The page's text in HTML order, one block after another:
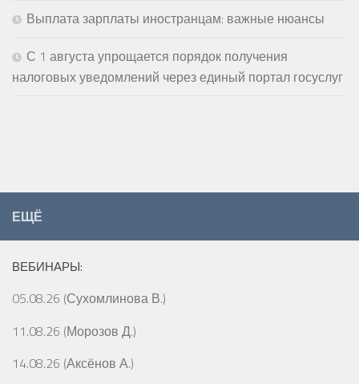
Выплата зарплаты иностранцам: важные нюансы
С 1 августа упрощается порядок получения
налоговых уведомлений через единый портал госуслуг
ЕЩЁ
ВЕБИНАРЫ:
05.08.26 (Сухомлинова В.)
11.08.26 (Морозов Д.)
14.08.26 (Аксёнов А.)